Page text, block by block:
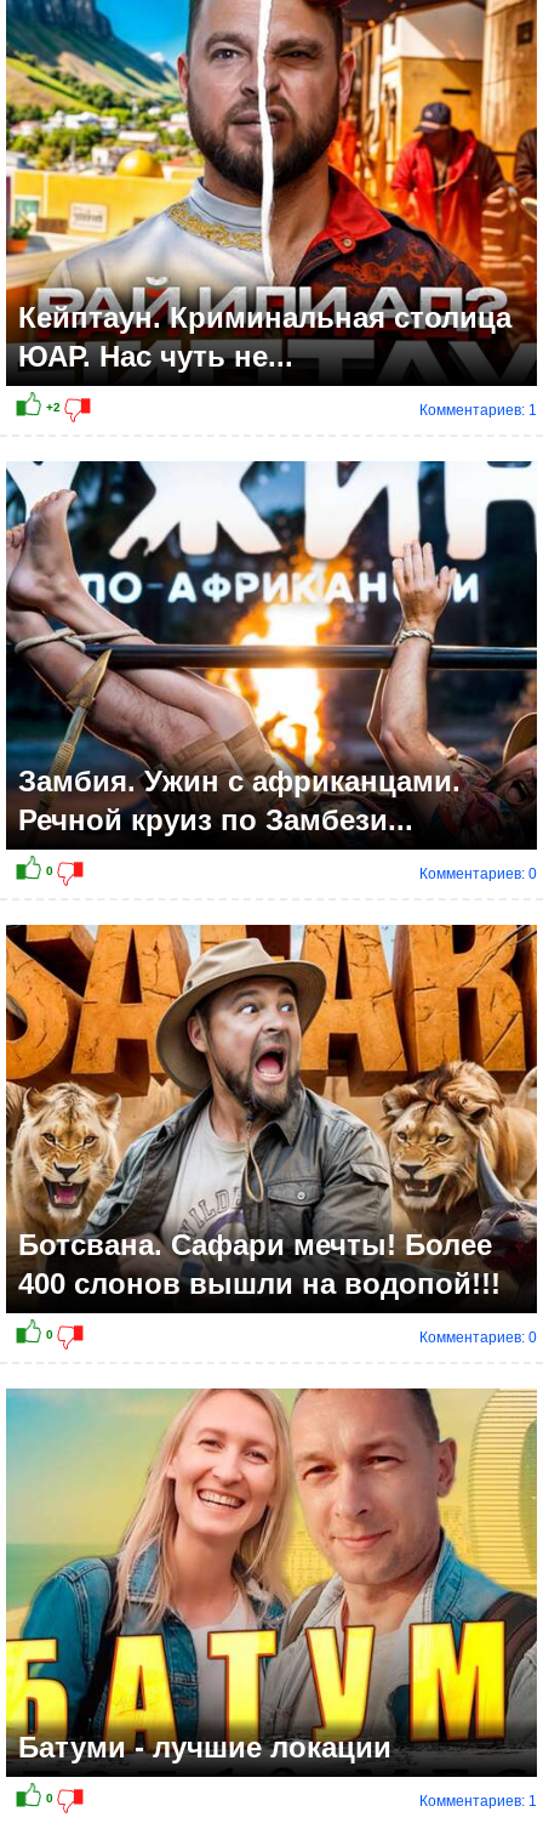
-1
0
Кейптаун. Криминальная столица
ЮАР. Нас чуть не...
Комментариев: 1
Замбия. Ужин с африканцами.
Речной круиз по Замбези...
Комментариев: 0
Ботсвана. Сафари мечты! Более
400 слонов вышли на водопой!!!
Комментариев: 0
Батуми - лучшие локации
Комментариев: 1